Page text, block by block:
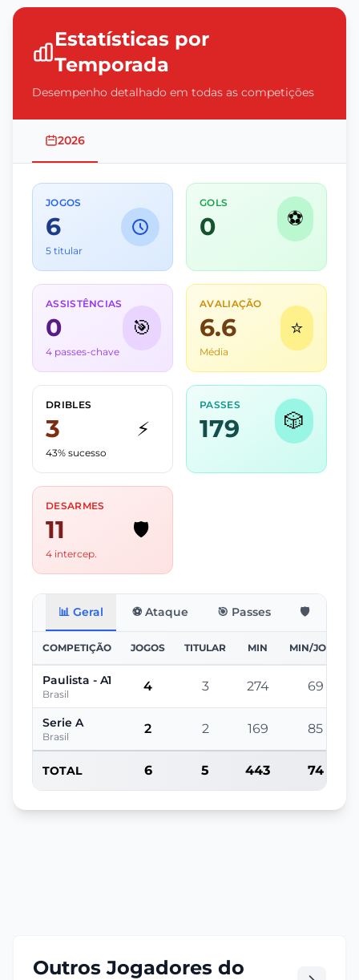
Estatísticas por
Temporada
Desempenho detalhado em todas as competições
2026
JOGOS
6
5 titular
GOLS
0 ⚽
ASSISTÊNCIAS
0
4 passes-chave
🎯
AVALIAÇÃO
6.6
Média
⭐
DRIBLES
3
43% sucesso
⚡
PASSES
179 🎲
DESARMES
11
4 intercep.
🛡️
📊 Geral ⚽ Ataque 🎯 Passes 🛡️ Defesa
COMPETIÇÃO JOGOS TITULAR MIN MIN/JOGO
Paulista - A1
Brasil
4 3 274 69
Serie A
Brasil
2 2 169 85
TOTAL 6 5 443 74
Outros Jogadores do